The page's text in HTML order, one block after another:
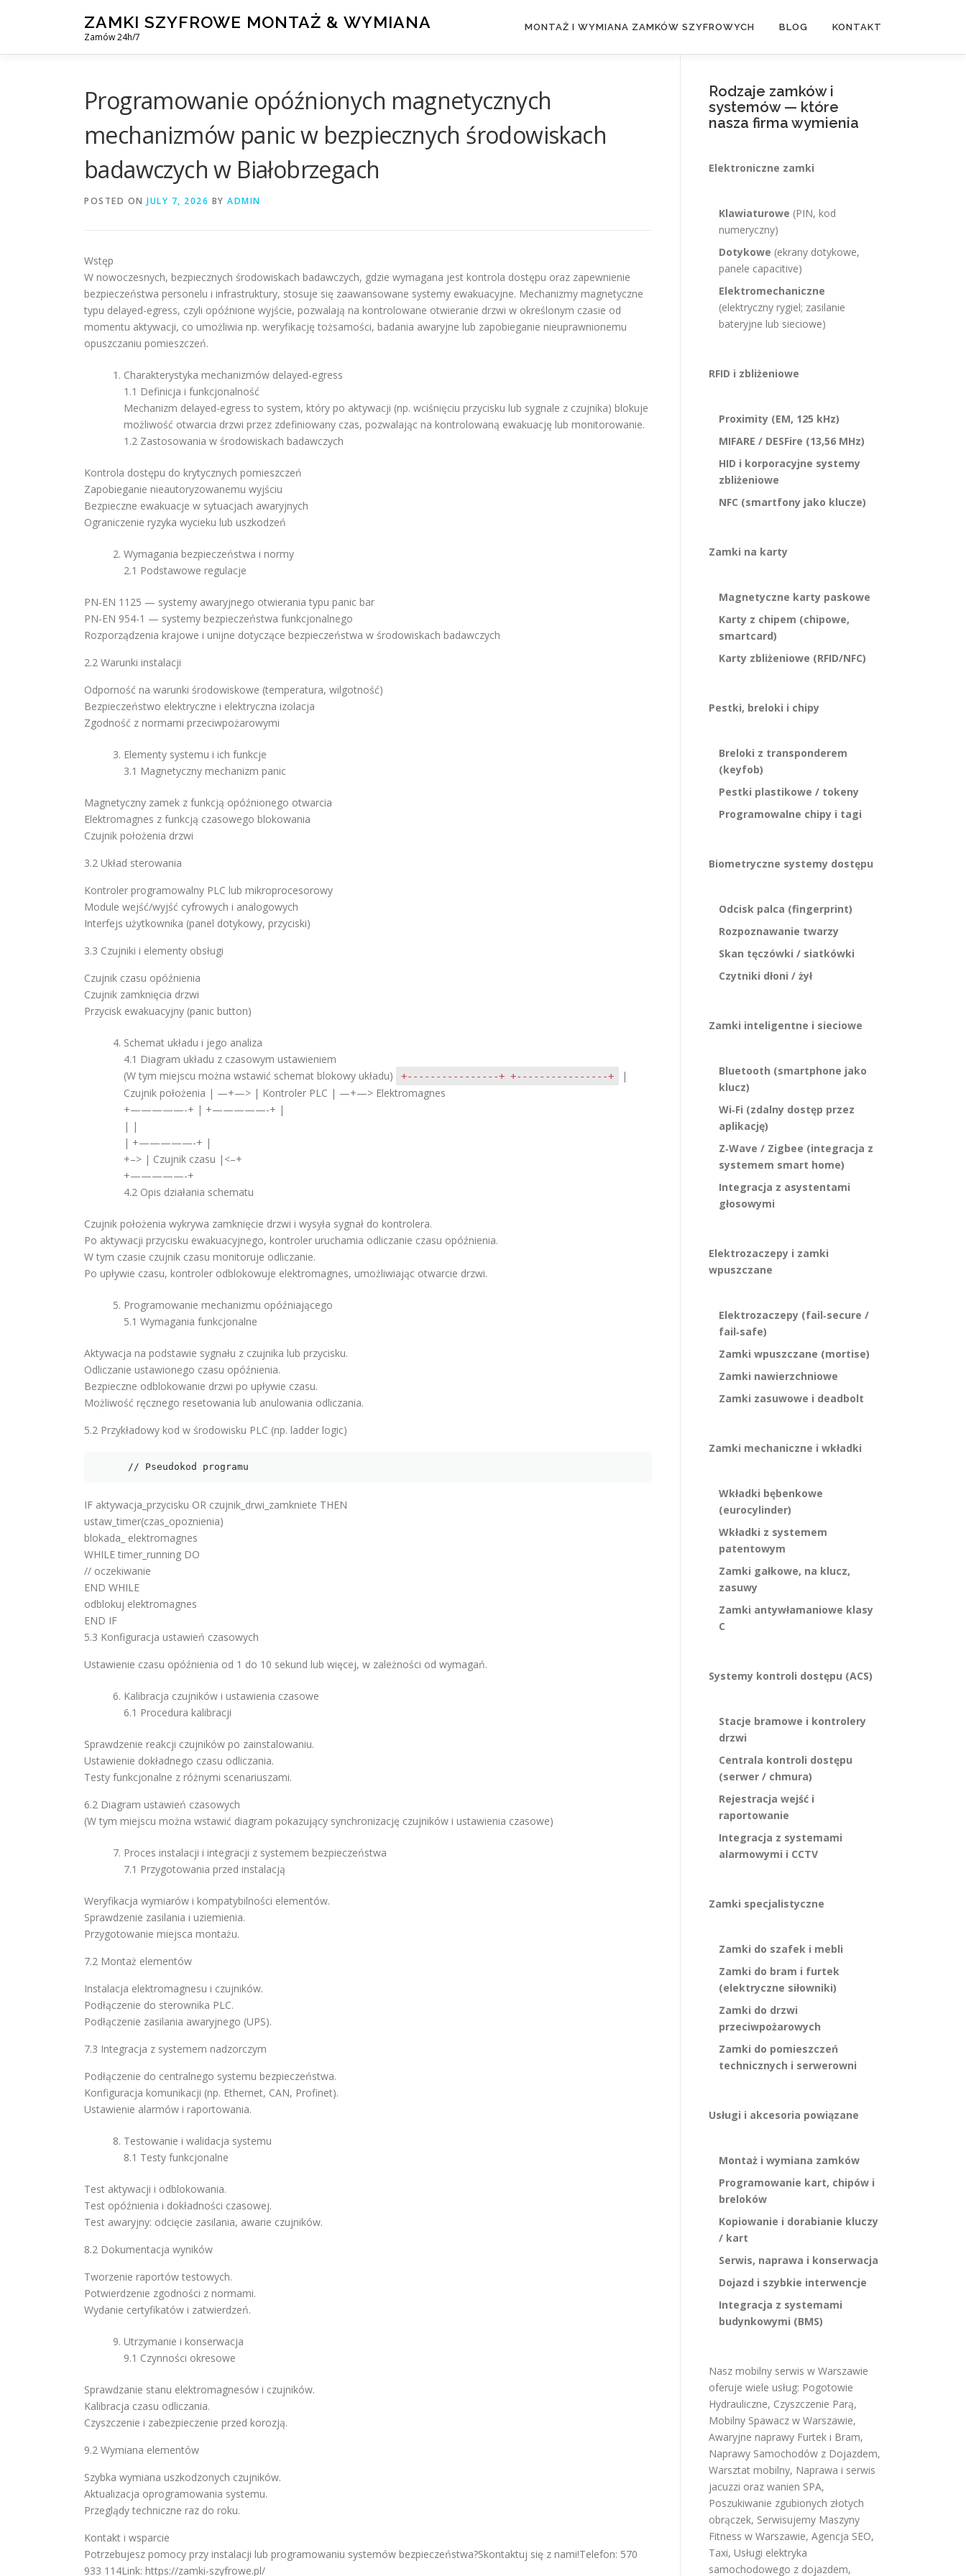
ZAMKI SZYFROWE MONTAŻ & WYMIANA
Zamów 24h/7
MONTAŻ I WYMIANA ZAMKÓW SZYFROWYCH BLOG KONTAKT
Programowanie opóźnionych magnetycznych
mechanizmów panic w bezpiecznych środowiskach
badawczych w Białobrzegach
POSTED ON JULY 7, 2026 BY ADMIN
Wstęp
W nowoczesnych, bezpiecznych środowiskach badawczych, gdzie wymagana jest kontrola dostępu oraz zapewnienie
bezpieczeństwa personelu i infrastruktury, stosuje się zaawansowane systemy ewakuacyjne. Mechanizmy magnetyczne
typu delayed-egress, czyli opóźnione wyjście, pozwalają na kontrolowane otwieranie drzwi w określonym czasie od
momentu aktywacji, co umożliwia np. weryfikację tożsamości, badania awaryjne lub zapobieganie nieuprawnionemu
opuszczaniu pomieszczeń.
Charakterystyka mechanizmów delayed-egress
1.1 Definicja i funkcjonalność
Mechanizm delayed-egress to system, który po aktywacji (np. wciśnięciu przycisku lub sygnale z czujnika) blokuje
możliwość otwarcia drzwi przez zdefiniowany czas, pozwalając na kontrolowaną ewakuację lub monitorowanie.
1.2 Zastosowania w środowiskach badawczych
Kontrola dostępu do krytycznych pomieszczeń
Zapobieganie nieautoryzowanemu wyjściu
Bezpieczne ewakuacje w sytuacjach awaryjnych
Ograniczenie ryzyka wycieku lub uszkodzeń
Wymagania bezpieczeństwa i normy
2.1 Podstawowe regulacje
PN-EN 1125 — systemy awaryjnego otwierania typu panic bar
PN-EN 954-1 — systemy bezpieczeństwa funkcjonalnego
Rozporządzenia krajowe i unijne dotyczące bezpieczeństwa w środowiskach badawczych
2.2 Warunki instalacji
Odporność na warunki środowiskowe (temperatura, wilgotność)
Bezpieczeństwo elektryczne i elektryczna izolacja
Zgodność z normami przeciwpożarowymi
Elementy systemu i ich funkcje
3.1 Magnetyczny mechanizm panic
Magnetyczny zamek z funkcją opóźnionego otwarcia
Elektromagnes z funkcją czasowego blokowania
Czujnik położenia drzwi
3.2 Układ sterowania
Kontroler programowalny PLC lub mikroprocesorowy
Module wejść/wyjść cyfrowych i analogowych
Interfejs użytkownika (panel dotykowy, przyciski)
3.3 Czujniki i elementy obsługi
Czujnik czasu opóźnienia
Czujnik zamknięcia drzwi
Przycisk ewakuacyjny (panic button)
Schemat układu i jego analiza
4.1 Diagram układu z czasowym ustawieniem
(W tym miejscu można wstawić schemat blokowy układu)
+----------------+ +----------------+
|
Czujnik położenia | —+—> | Kontroler PLC | —+—> Elektromagnes
+—————-+ | +—————-+ |
| |
| +—————-+ |
+–> | Czujnik czasu |<–+
+—————-+
4.2 Opis działania schematu
Czujnik położenia wykrywa zamknięcie drzwi i wysyła sygnał do kontrolera.
Po aktywacji przycisku ewakuacyjnego, kontroler uruchamia odliczanie czasu opóźnienia.
W tym czasie czujnik czasu monitoruje odliczanie.
Po upływie czasu, kontroler odblokowuje elektromagnes, umożliwiając otwarcie drzwi.
Programowanie mechanizmu opóźniającego
5.1 Wymagania funkcjonalne
Aktywacja na podstawie sygnału z czujnika lub przycisku.
Odliczanie ustawionego czasu opóźnienia.
Bezpieczne odblokowanie drzwi po upływie czasu.
Możliwość ręcznego resetowania lub anulowania odliczania.
5.2 Przykładowy kod w środowisku PLC (np. ladder logic)
      // Pseudokod programu
IF aktywacja_przycisku OR czujnik_drwi_zamkniete THEN
ustaw_timer(czas_opoznienia)
blokada_ elektromagnes
WHILE timer_running DO
// oczekiwanie
END WHILE
odblokuj elektromagnes
END IF
5.3 Konfiguracja ustawień czasowych
Ustawienie czasu opóźnienia od 1 do 10 sekund lub więcej, w zależności od wymagań.
Kalibracja czujników i ustawienia czasowe
6.1 Procedura kalibracji
Sprawdzenie reakcji czujników po zainstalowaniu.
Ustawienie dokładnego czasu odliczania.
Testy funkcjonalne z różnymi scenariuszami.
6.2 Diagram ustawień czasowych
(W tym miejscu można wstawić diagram pokazujący synchronizację czujników i ustawienia czasowe)
Proces instalacji i integracji z systemem bezpieczeństwa
7.1 Przygotowania przed instalacją
Weryfikacja wymiarów i kompatybilności elementów.
Sprawdzenie zasilania i uziemienia.
Przygotowanie miejsca montażu.
7.2 Montaż elementów
Instalacja elektromagnesu i czujników.
Podłączenie do sterownika PLC.
Podłączenie zasilania awaryjnego (UPS).
7.3 Integracja z systemem nadzorczym
Podłączenie do centralnego systemu bezpieczeństwa.
Konfiguracja komunikacji (np. Ethernet, CAN, Profinet).
Ustawienie alarmów i raportowania.
Testowanie i walidacja systemu
8.1 Testy funkcjonalne
Test aktywacji i odblokowania.
Test opóźnienia i dokładności czasowej.
Test awaryjny: odcięcie zasilania, awarie czujników.
8.2 Dokumentacja wyników
Tworzenie raportów testowych.
Potwierdzenie zgodności z normami.
Wydanie certyfikatów i zatwierdzeń.
Utrzymanie i konserwacja
9.1 Czynności okresowe
Sprawdzanie stanu elektromagnesów i czujników.
Kalibracja czasu odliczania.
Czyszczenie i zabezpieczenie przed korozją.
9.2 Wymiana elementów
Szybka wymiana uszkodzonych czujników.
Aktualizacja oprogramowania systemu.
Przeglądy techniczne raz do roku.
Kontakt i wsparcie
Potrzebujesz pomocy przy instalacji lub programowaniu systemów bezpieczeństwa?Skontaktuj się z nami!Telefon: 570
933 114Link: https://zamki-szyfrowe.pl/
Rodzaje zamków i
systemów — które
nasza firma wymienia
Elektroniczne zamki
Klawiaturowe (PIN, kod
numeryczny)
Dotykowe (ekrany dotykowe,
panele capacitive)
Elektromechaniczne
(elektryczny rygiel; zasilanie
bateryjne lub sieciowe)
RFID i zbliżeniowe
Proximity (EM, 125 kHz)
MIFARE / DESFire (13,56 MHz)
HID i korporacyjne systemy
zbliżeniowe
NFC (smartfony jako klucze)
Zamki na karty
Magnetyczne karty paskowe
Karty z chipem (chipowe,
smartcard)
Karty zbliżeniowe (RFID/NFC)
Pestki, breloki i chipy
Breloki z transponderem
(keyfob)
Pestki plastikowe / tokeny
Programowalne chipy i tagi
Biometryczne systemy dostępu
Odcisk palca (fingerprint)
Rozpoznawanie twarzy
Skan tęczówki / siatkówki
Czytniki dłoni / żył
Zamki inteligentne i sieciowe
Bluetooth (smartphone jako
klucz)
Wi‑Fi (zdalny dostęp przez
aplikację)
Z‑Wave / Zigbee (integracja z
systemem smart home)
Integracja z asystentami
głosowymi
Elektrozaczepy i zamki
wpuszczane
Elektrozaczepy (fail‑secure /
fail‑safe)
Zamki wpuszczane (mortise)
Zamki nawierzchniowe
Zamki zasuwowe i deadbolt
Zamki mechaniczne i wkładki
Wkładki bębenkowe
(eurocylinder)
Wkładki z systemem
patentowym
Zamki gałkowe, na klucz,
zasuwy
Zamki antywłamaniowe klasy
C
Systemy kontroli dostępu (ACS)
Stacje bramowe i kontrolery
drzwi
Centrala kontroli dostępu
(serwer / chmura)
Rejestracja wejść i
raportowanie
Integracja z systemami
alarmowymi i CCTV
Zamki specjalistyczne
Zamki do szafek i mebli
Zamki do bram i furtek
(elektryczne siłowniki)
Zamki do drzwi
przeciwpożarowych
Zamki do pomieszczeń
technicznych i serwerowni
Usługi i akcesoria powiązane
Montaż i wymiana zamków
Programowanie kart, chipów i
breloków
Kopiowanie i dorabianie kluczy
/ kart
Serwis, naprawa i konserwacja
Dojazd i szybkie interwencje
Integracja z systemami
budynkowymi (BMS)
Nasz mobilny serwis w Warszawie
oferuje wiele usług: Pogotowie
Hydrauliczne, Czyszczenie Parą,
Mobilny Spawacz w Warszawie,
Awaryjne naprawy Furtek i Bram,
Naprawy Samochodów z Dojazdem,
Warsztat mobilny, Naprawa i serwis
jacuzzi oraz wanien SPA,
Poszukiwanie zgubionych złotych
obrączek, Serwisujemy Maszyny
Fitness w Warszawie, Agencja SEO,
Taxi, Usługi elektryka
samochodowego z dojazdem,